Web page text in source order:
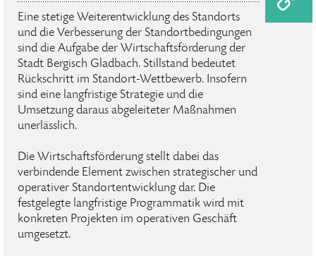
Eine stetige Weiterentwicklung des Standorts
und die Verbesserung der Standortbedingungen
sind die Aufgabe der Wirtschaftsförderung der
Stadt Bergisch Gladbach. Stillstand bedeutet
Rückschritt im Standort-Wettbewerb. Insofern
sind eine langfristige Strategie und die
Umsetzung daraus abgeleiteter Maßnahmen
unerlässlich.
Die Wirtschaftsförderung stellt dabei das
verbindende Element zwischen strategischer und
operativer Standortentwicklung dar. Die
festgelegte langfristige Programmatik wird mit
konkreten Projekten im operativen Geschäft
umgesetzt.